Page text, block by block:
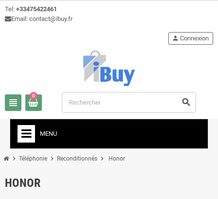
Tel: +33475422461
Email: contact@ibuy.fr
view_headline
person Connexion
0
search
MENU
chevron_right Téléphonie chevron_right Reconditionnés chevron_right Honor
HONOR